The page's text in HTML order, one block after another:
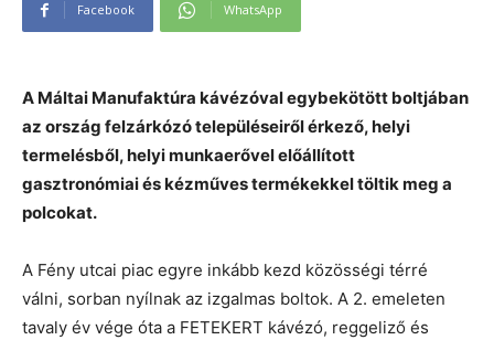
Facebook WhatsApp
A Máltai Manufaktúra kávézóval egybekötött boltjában
az ország felzárkózó településeiről érkező, helyi
termelésből, helyi munkaerővel előállított
gasztronómiai és kézműves termékekkel töltik meg a
polcokat.
A Fény utcai piac egyre inkább kezd közösségi térré
válni, sorban nyílnak az izgalmas boltok. A 2. emeleten
tavaly év vége óta a FETEKERT kávézó, reggeliző és